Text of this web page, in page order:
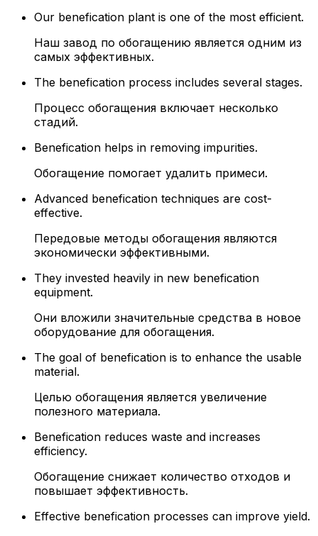
Our benefication plant is one of the most efficient.
Наш завод по обогащению является одним из
самых эффективных.
The benefication process includes several stages.
Процесс обогащения включает несколько
стадий.
Benefication helps in removing impurities.
Обогащение помогает удалить примеси.
Advanced benefication techniques are cost-
effective.
Передовые методы обогащения являются
экономически эффективными.
They invested heavily in new benefication
equipment.
Они вложили значительные средства в новое
оборудование для обогащения.
The goal of benefication is to enhance the usable
material.
Целью обогащения является увеличение
полезного материала.
Benefication reduces waste and increases
efficiency.
Обогащение снижает количество отходов и
повышает эффективность.
Effective benefication processes can improve yield.